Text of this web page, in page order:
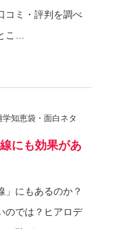
コミ・評判を調べ
こ…
学知恵袋・面白ネタ
にも効果があ
」にもあるのか？
のでは？ヒアロデ